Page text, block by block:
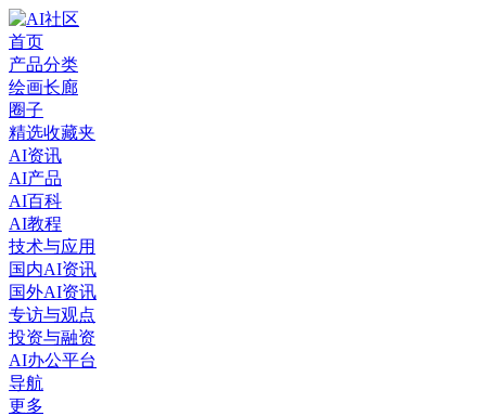
Skip
to
content
首页
产品分类
绘画长廊
圈子
精选收藏夹
AI资讯
AI产品
AI百科
AI教程
技术与应用
国内AI资讯
国外AI资讯
专访与观点
投资与融资
AI办公平台
导航
更多